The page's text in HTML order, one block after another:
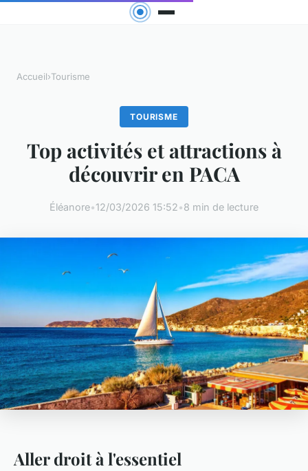
Accueil›Tourisme
TOURISME
Top activités et attractions à
découvrir en PACA
Éléanore•12/03/2026 15:52•8 min de lecture
Aller droit à l'essentiel